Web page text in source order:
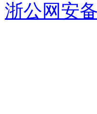
浙公网安